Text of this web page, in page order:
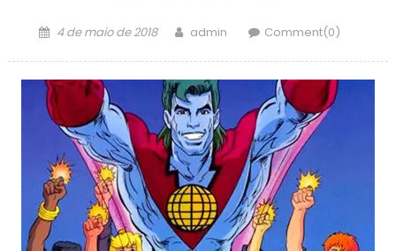
4 de maio de 2018 admin Comment(0)